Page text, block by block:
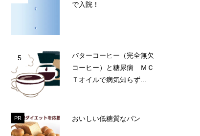
で入院！
5
バターコーヒー（完全無欠
コーヒー）と糖尿病 ＭＣ
Ｔオイルで病気知らず...
PR おいしい低糖質なパン